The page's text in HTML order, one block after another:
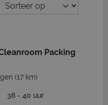
Packing
(17 km)
38 - 40 uur